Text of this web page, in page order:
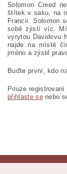
Solomon Creed
štítek v saku, na
Francii. Solomon
sobě zjistí víc.
vyrytou Davidovu
najde na místě
jméno a zjistil
Buďte první, kdo
Pouze
přihlaste senebo